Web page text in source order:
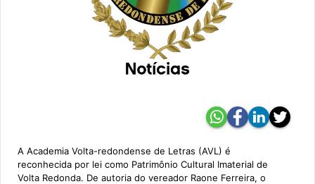
A Academia Volta-redondense de Letras (AVL) é
reconhecida por lei como Patrimônio Cultural Imaterial de
Volta Redonda. De autoria do vereador Raone Ferreira, o